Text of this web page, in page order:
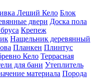
Леший Кело Блок
двери Доска пола
Крепеж
Нащельник деревянный
Планкен Плинтус
Кело Террасная
для бани Утеплитель
материала Порода